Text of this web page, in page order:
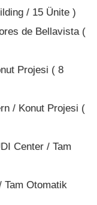
/ 15 Ünite )
de Bellavista (
Projesi ( 8
/ Konut Projesi (
Center / Tam
Tam Otomatik